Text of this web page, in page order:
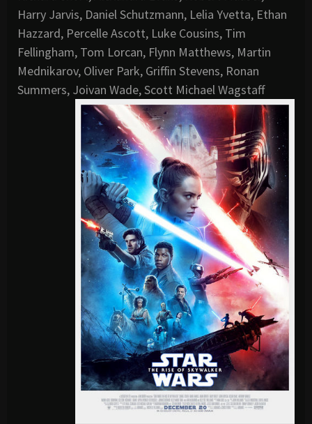
Harry Jarvis, Daniel Schutzmann, Lelia Yvetta, Ethan
Hazzard, Percelle Ascott, Luke Cousins, Tim
Fellingham, Tom Lorcan, Flynn Matthews, Martin
Mednikarov, Oliver Park, Griffin Stevens, Ronan
Summers, Joivan Wade, Scott Michael Wagstaff